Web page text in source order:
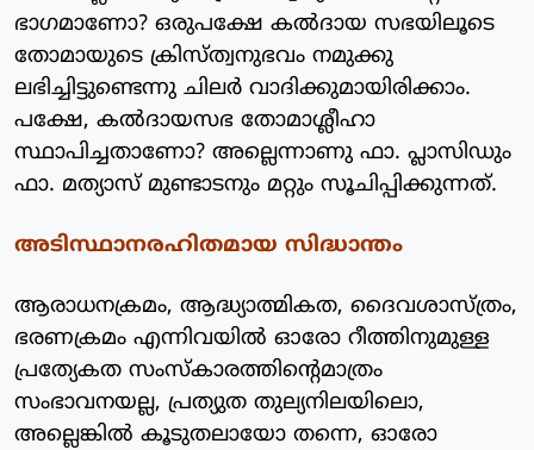
ഭാഗമാണോ? ഒരുപക്ഷേ കല്‍ദായ സഭയിലൂടെ
തോമായുടെ ക്രിസ്ത്വനുഭവം നമുക്കു
ലഭിച്ചിട്ടുണ്ടെന്നു ചിലര്‍ വാദിക്കുമായിരിക്കാം.
പക്ഷേ, കല്‍ദായസഭ തോമാശ്ലീഹാ
സ്ഥാപിച്ചതാണോ? അല്ലെന്നാണു ഫാ. പ്ലാസിഡും
ഫാ. മത്യാസ് മുണ്ടാടനും മറ്റും സൂചിപ്പിക്കുന്നത്.
അടിസ്ഥാനരഹിതമായ സിദ്ധാന്തം
ആരാധനക്രമം, ആദ്ധ്യാത്മികത, ദൈവശാസ്ത്രം,
ഭരണക്രമം എന്നിവയില്‍ ഓരോ റീത്തിനുമുള്ള
പ്രത്യേകത സംസ്‌കാരത്തിന്റെമാത്രം
സംഭാവനയല്ല, പ്രത്യുത തുല്യനിലയിലൊ,
അല്ലെങ്കില്‍ കൂടുതലായോ തന്നെ, ഓരോ